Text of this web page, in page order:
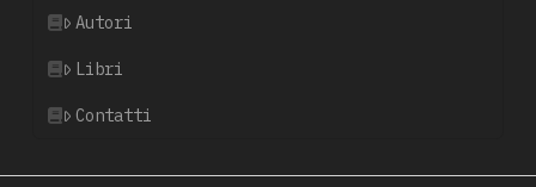
Autori
Libri
Contatti